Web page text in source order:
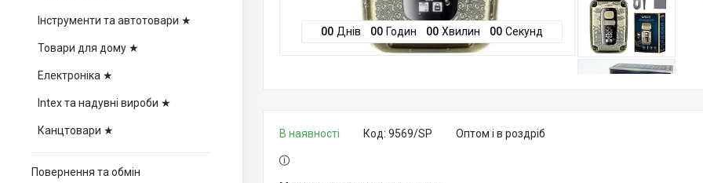
Інструменти та автотовари ★
Товари для дому ★
Електроніка ★
Intex та надувні вироби ★
Канцтовари ★
Повернення та обмін
00 Днів 00 Годин 00 Хвилин 00 Секунд
В наявності Оптом і в роздріб
Код: 9569/SP